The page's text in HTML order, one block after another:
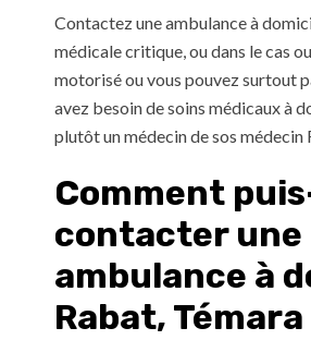
Contactez une ambulance à
médicale critique, ou dans le cas
motorisé ou vous pouvez surtout
avez besoin de soins médicaux à
plutôt un médecin de sos médecin
Comment
contacter une
ambulance à
Rabat,